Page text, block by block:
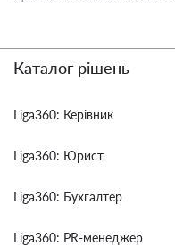
Каталог рішень
Liga360: Керівник
Liga360: Юрист
Liga360: Бухгалтер
Liga360: PR-менеджер